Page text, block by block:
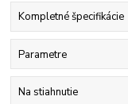
Kompletné špecifikácie
Parametre
Na stiahnutie